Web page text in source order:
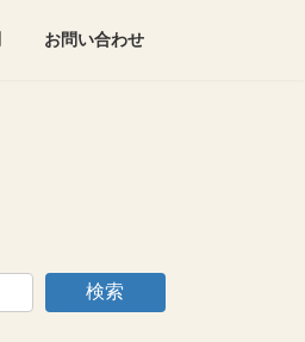
お問い合わせ
検索